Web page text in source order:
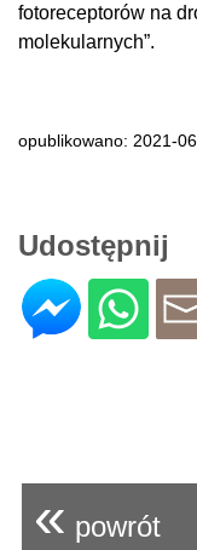
fotoreceptorów na
molekularnych”.
opublikowano: 2021-
Udostępnij
« powrót